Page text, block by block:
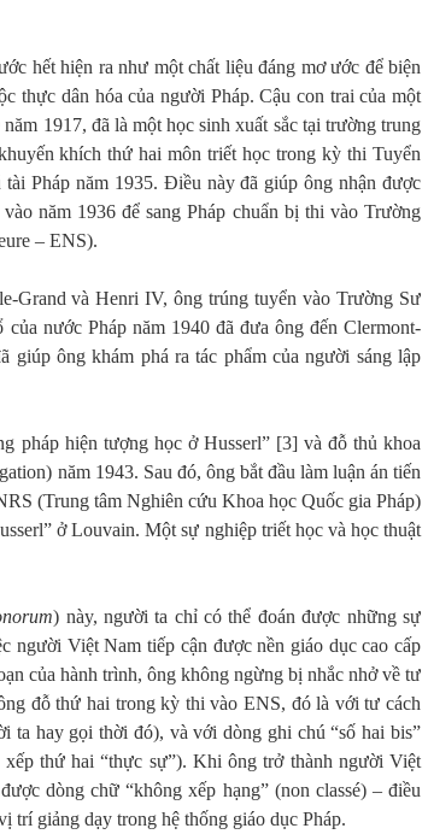
hết hiện ra như một chất liệu đáng mơ ước để biện
thực dân hóa của người Pháp. Cậu con trai của một
1917, đã là một học sinh xuất sắc tại trường trung
khích thứ hai môn triết học trong kỳ thi Tuyển
Pháp năm 1935. Điều này đã giúp ông nhận được
năm 1936 để sang Pháp chuẩn bị thi vào Trường
– ENS).
Grand và Henri IV, ông trúng tuyển vào Trường Sư
nước Pháp năm 1940 đã đưa ông đến Clermont-
giúp ông khám phá ra tác phẩm của người sáng lập
pháp hiện tượng học ở Husserl” [3] và đỗ thủ khoa
năm 1943. Sau đó, ông bắt đầu làm luận án tiến
(Trung tâm Nghiên cứu Khoa học Quốc gia Pháp)
ở Louvain. Một sự nghiệp triết học và học thuật
) này, người ta chỉ có thể đoán được những sự
người Việt Nam tiếp cận được nền giáo dục cao cấp
của hành trình, ông không ngừng bị nhắc nhở về tư
đỗ thứ hai trong kỳ thi vào ENS, đó là với tư cách
ta hay gọi thời đó), và với dòng ghi chú “số hai bis”
thứ hai “thực sự”). Khi ông trở thành người Việt
dòng chữ “không xếp hạng” (non classé) – điều
trí giảng dạy trong hệ thống giáo dục Pháp.